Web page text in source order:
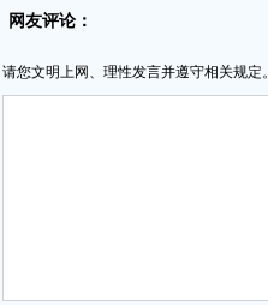
网友评论：
请您文明上网、理性发言并遵守相关规定。